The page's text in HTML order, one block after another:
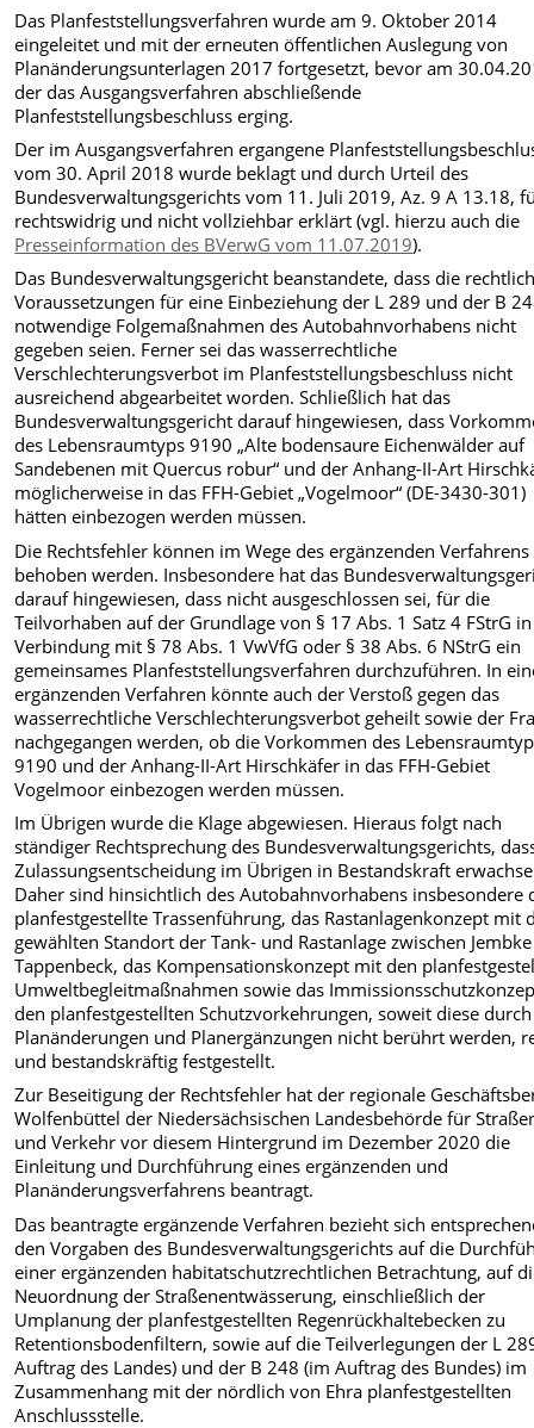
Das Planfeststellungsverfahren wurde am 9. Oktober 2014
eingeleitet und mit der erneuten öffentlichen Auslegung von
Planänderungsunterlagen 2017 fortgesetzt, bevor am
der das Ausgangsverfahren abschließende
Planfeststellungsbeschluss erging.
Der im Ausgangsverfahren ergangene
vom 30. April 2018 wurde beklagt und durch Urteil des
Bundesverwaltungsgerichts vom 11. Juli 2019, Az. 9 A 13.18,
rechtswidrig und nicht vollziehbar erklärt (vgl. hierzu auch die
Presseinformation des BVerwG vom 11.07.2019).
Das Bundesverwaltungsgericht beanstandete, dass die
Voraussetzungen für eine Einbeziehung der L 289 und der B
notwendige Folgemaßnahmen des Autobahnvorhabens nicht
gegeben seien. Ferner sei das wasserrechtliche
Verschlechterungsverbot im Planfeststellungsbeschluss nicht
ausreichend abgearbeitet worden. Schließlich hat das
Bundesverwaltungsgericht darauf hingewiesen, dass
des Lebensraumtyps 9190 „Alte bodensaure Eichenwälder auf
Sandebenen mit Quercus robur“ und der Anhang-II-Art
möglicherweise in das FFH-Gebiet „Vogelmoor“ (DE-3430-301)
hätten einbezogen werden müssen.
Die Rechtsfehler können im Wege des ergänzenden Verfahrens
behoben werden. Insbesondere hat das
darauf hingewiesen, dass nicht ausgeschlossen sei, für die
Teilvorhaben auf der Grundlage von § 17 Abs. 1 Satz 4 FStrG in
Verbindung mit § 78 Abs. 1 VwVfG oder § 38 Abs. 6 NStrG ein
gemeinsames Planfeststellungsverfahren durchzuführen. In
ergänzenden Verfahren könnte auch der Verstoß gegen das
wasserrechtliche Verschlechterungsverbot geheilt sowie der
nachgegangen werden, ob die Vorkommen des
9190 und der Anhang-II-Art Hirschkäfer in das FFH-Gebiet
Vogelmoor einbezogen werden müssen.
Im Übrigen wurde die Klage abgewiesen. Hieraus folgt nach
ständiger Rechtsprechung des Bundesverwaltungsgerichts,
Zulassungsentscheidung im Übrigen in Bestandskraft
Daher sind hinsichtlich des Autobahnvorhabens insbesondere
planfestgestellte Trassenführung, das Rastanlagenkonzept mit
gewählten Standort der Tank- und Rastanlage zwischen
Tappenbeck, das Kompensationskonzept mit den
Umweltbegleitmaßnahmen sowie das
den planfestgestellten Schutzvorkehrungen, soweit diese durch
Planänderungen und Planergänzungen nicht berührt werden,
und bestandskräftig festgestellt.
Zur Beseitigung der Rechtsfehler hat der regionale
Wolfenbüttel der Niedersächsischen Landesbehörde für
und Verkehr vor diesem Hintergrund im Dezember 2020 die
Einleitung und Durchführung eines ergänzenden und
Planänderungsverfahrens beantragt.
Das beantragte ergänzende Verfahren bezieht sich
den Vorgaben des Bundesverwaltungsgerichts auf die
einer ergänzenden habitatschutzrechtlichen Betrachtung, auf
Neuordnung der Straßenentwässerung, einschließlich der
Umplanung der planfestgestellten Regenrückhaltebecken zu
Retentionsbodenfiltern, sowie auf die Teilverlegungen der L
Auftrag des Landes) und der B 248 (im Auftrag des Bundes) im
Zusammenhang mit der nördlich von Ehra planfestgestellten
Anschlussstelle.